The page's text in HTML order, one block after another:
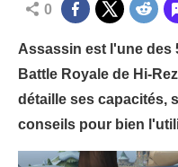
0
Assassin est l'une des
Battle Royale de Hi-
détaille ses capacités,
conseils pour bien